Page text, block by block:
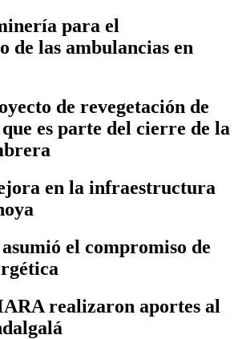
para el
de las ambulancias en
de revegetación de
es parte del cierre de la
en la infraestructura
el compromiso de
realizaron aportes al